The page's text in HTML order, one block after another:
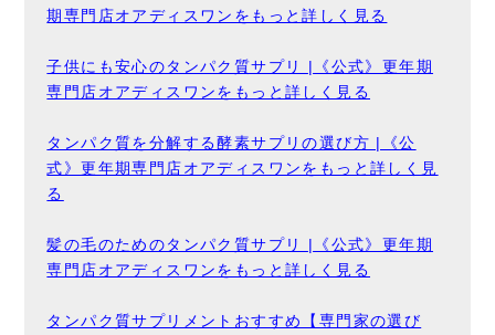
期専門店オアディスワンをもっと詳しく見る
子供にも安心のタンパク質サプリ |《公式》更年期
専門店オアディスワンをもっと詳しく見る
タンパク質を分解する酵素サプリの選び方 |《公
式》更年期専門店オアディスワンをもっと詳しく見
る
髪の毛のためのタンパク質サプリ |《公式》更年期
専門店オアディスワンをもっと詳しく見る
タンパク質サプリメントおすすめ【専門家の選び